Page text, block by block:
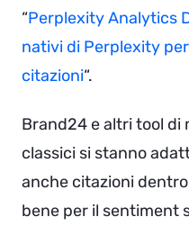
“Perplexity Analytics
nativi di Perplexity
citazioni“.
Brand24 e altri tool
classici si stanno
anche citazioni
bene per il sentiment